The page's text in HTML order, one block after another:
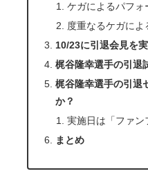
ケガによるパフォ
度重なるケガに
10/23に引退会見を
梶谷隆幸選手の引退
梶谷隆幸選手の引退
か？
実施日は「ファン
まとめ